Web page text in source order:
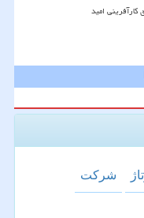
امید
شركت